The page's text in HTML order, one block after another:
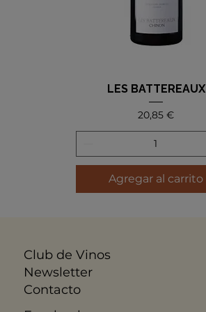
Club de Vinos
Newsletter
Contacto
LES BATTEREAUX
Precio
20,85 €
Agregar al carrito